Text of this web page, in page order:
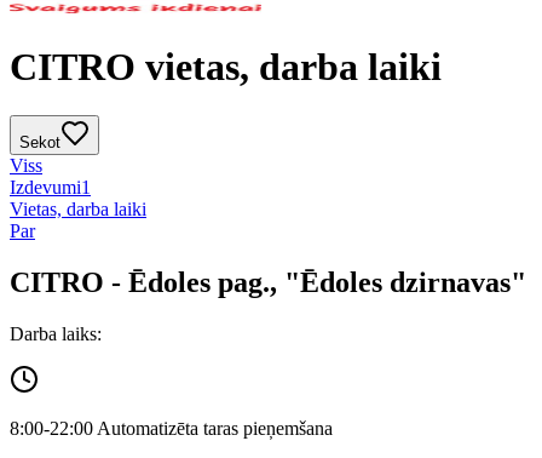
CITRO vietas, darba laiki
Sekot
Viss
Izdevumi1
Vietas, darba laiki
Par
CITRO - Ēdoles pag., "Ēdoles dzirnavas"
Darba laiks:
8:00-22:00 Automatizēta taras pieņemšana